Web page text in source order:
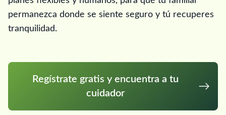
permanezca donde se siente seguro y tú recuperes
tranquilidad.
Regístrate gratis y encuentra a tu
cuidador